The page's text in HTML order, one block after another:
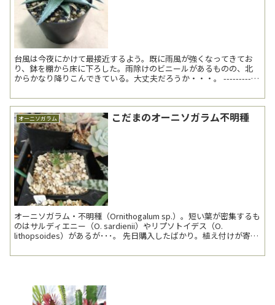
台風は今夜にかけて最接近するよう。既に雨風が強くなってきてお
り、鉢を棚から床に下ろした。雨除けのビニールがあるものの、北
からかなり降りこんできている。大丈夫だろうか・・・。 ------------
オーニソガラム こだまのオーニソガラム不明種
オーニソガラム・不明種（Ornithogalum sp.）。短い葉が密集するも
のはサルディエニー（O. sardienii）やリプソトイデス（O.
lithopsoides）があるが･･･。 先日購入したばかり。植え付けが寄っ